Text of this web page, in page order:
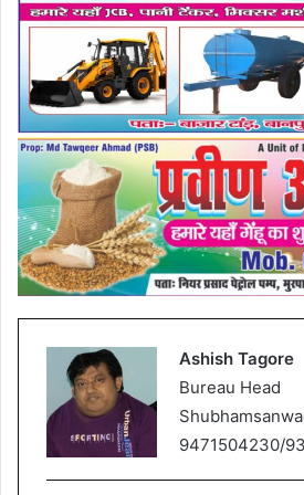
Ashish Tagore
Bureau Head
9471504230/